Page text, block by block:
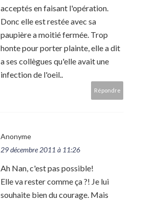
acceptés en faisant l'opération.
Donc elle est restée avec sa
paupière a moitié fermée. Trop
honte pour porter plainte, elle a dit
a ses collègues qu'elle avait une
infection de l'oeil..
Répondre
Anonyme
29 décembre 2011 à 11:26
Ah Nan, c'est pas possible!
Elle va rester comme ça ?! Je lui
souhaite bien du courage. Mais